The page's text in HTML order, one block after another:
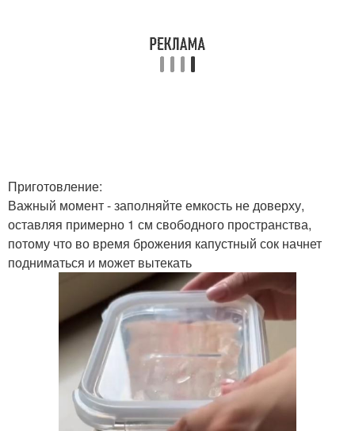
Приготовление:
Важный момент - заполняйте емкость не доверху,
оставляя примерно 1 см свободного пространства,
потому что во время брожения капустный сок начнет
подниматься и может вытекать